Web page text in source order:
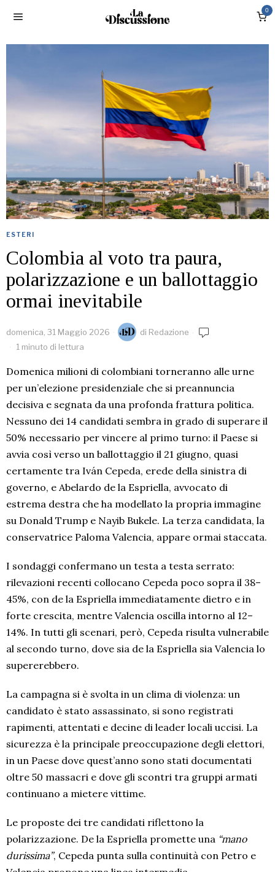
0
ESTERI
Colombia al voto tra paura,
polarizzazione e un ballottaggio
ormai inevitabile
domenica, 31 Maggio 2026 di Redazione
1 minuto di lettura
Domenica milioni di colombiani torneranno alle urne
per un’elezione presidenziale che si preannuncia
decisiva e segnata da una profonda frattura politica.
Nessuno dei 14 candidati sembra in grado di superare il
50% necessario per vincere al primo turno: il Paese si
avvia così verso un ballottaggio il 21 giugno, quasi
certamente tra Iván Cepeda, erede della sinistra di
governo, e Abelardo de la Espriella, avvocato di
estrema destra che ha modellato la propria immagine
su Donald Trump e Nayib Bukele. La terza candidata, la
conservatrice Paloma Valencia, appare ormai staccata.
I sondaggi confermano un testa a testa serrato:
rilevazioni recenti collocano Cepeda poco sopra il 38–
45%, con de la Espriella immediatamente dietro e in
forte crescita, mentre Valencia oscilla intorno al 12–
14%. In tutti gli scenari, però, Cepeda risulta vulnerabile
al secondo turno, dove sia de la Espriella sia Valencia lo
supererebbero.
La campagna si è svolta in un clima di violenza: un
candidato è stato assassinato, si sono registrati
rapimenti, attentati e decine di leader locali uccisi. La
sicurezza è la principale preoccupazione degli elettori,
in un Paese dove quest’anno sono stati documentati
oltre 50 massacri e dove gli scontri tra gruppi armati
continuano a mietere vittime.
Le proposte dei tre candidati riflettono la
polarizzazione. De la Espriella promette una “mano
durissima”, Cepeda punta sulla continuità con Petro e